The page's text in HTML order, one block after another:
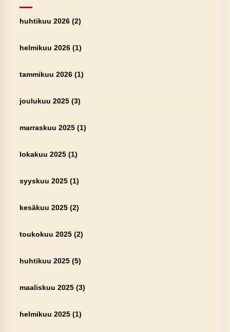
huhtikuu 2026(2)
helmikuu 2026(1)
tammikuu 2026(1)
joulukuu 2025(3)
marraskuu 2025(1)
lokakuu 2025(1)
syyskuu 2025(1)
kesäkuu 2025(2)
toukokuu 2025(2)
huhtikuu 2025(5)
maaliskuu 2025(3)
helmikuu 2025(1)